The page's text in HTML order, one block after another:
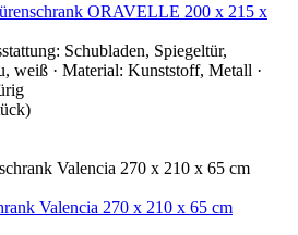
ORAVELLE 200 x 215 x
Schubladen, Spiegeltür,
weiß · Material: Kunststoff, Metall ·
Valencia 270 x 210 x 65 cm